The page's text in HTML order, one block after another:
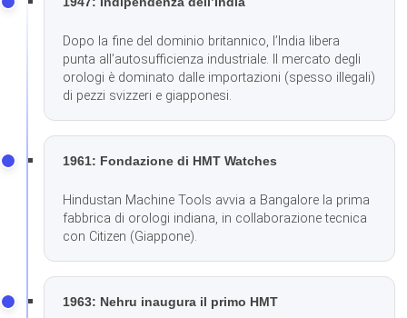
Dopo la fine del dominio britannico, l’India libera
punta all’autosufficienza industriale. Il mercato degli
orologi è dominato dalle importazioni (spesso illegali)
di pezzi svizzeri e giapponesi.
1961: Fondazione di HMT Watches
Hindustan Machine Tools avvia a Bangalore la prima
fabbrica di orologi indiana, in collaborazione tecnica
con Citizen (Giappone).
1963: Nehru inaugura il primo HMT